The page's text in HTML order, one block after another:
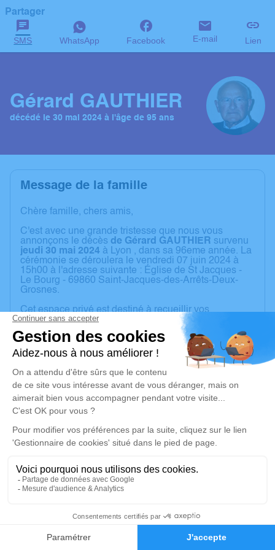
Faire-part Hommages
Partager
SMS WhatsApp Facebook E-mail Lien
Gérard GAUTHIER
décédé le 30 mai 2024 à l'âge de 95 ans
Message de la famille
Chère famille, chers amis,
C'est avec une grande tristesse que nous vous
annonçons le décès de Gérard GAUTHIER survenu
jeudi 30 mai 2024 à Lyon , dans sa 96eme année. La
cérémonie se déroulera le vendredi 07 juin 2024 à
15h00 à l'adresse suivante : Église de St Jacques -
Le Bourg - 69860 Saint-Jacques-des-Arrêts-Deux-
Grosnes.
Cet espace privé est destiné à recueillir vos
condoléances ou le souvenir d’un moment passé.
Un service de plantation d’arbre hommage est
disponible ici.
Je rends hommage
Cérémonie religieuse
vendredi 07 juin 2024 à 15h00
Jacques-des-Arrêts-Deux-Grosnes
Le Bourg
Je rends hommage